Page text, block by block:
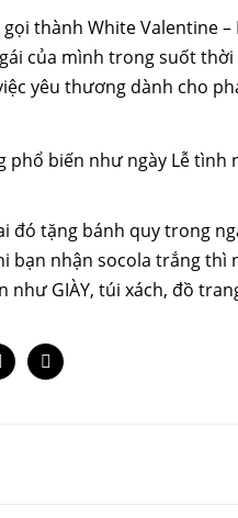
thành White Valentine
của mình trong suốt
yêu thương dành cho
phổ biến như ngày Lễ
đó tặng bánh quy trong
bạn nhận socola trắng thì
GIÀY, túi xách, đồ